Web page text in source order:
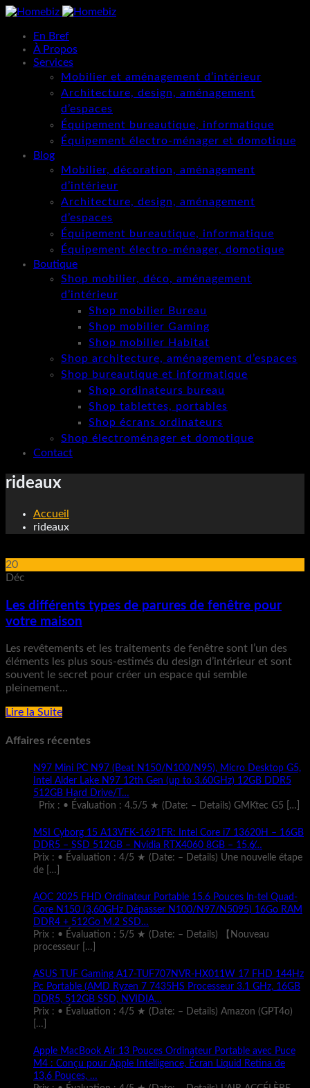
En Bref
À Propos
Services
Mobilier et aménagement d’intérieur
Architecture, design, aménagement
d’espaces
Équipement bureautique, informatique
Équipement électro-ménager et domotique
Blog
Mobilier, décoration, aménagement
d’intérieur
Architecture, design, aménagement
d’espaces
Équipement bureautique, informatique
Équipement électro-ménager, domotique
Boutique
Shop mobilier, déco, aménagement
d’intérieur
Shop mobilier Bureau
Shop mobilier Gaming
Shop mobilier Habitat
Shop architecture, aménagement d’espaces
Shop bureautique et informatique
Shop ordinateurs bureau
Shop tablettes, portables
Shop écrans ordinateurs
Shop électroménager et domotique
Contact
rideaux
Accueil
rideaux
20
Déc
Les différents types de parures de fenêtre pour
votre maison
Les revêtements et les traitements de fenêtre sont l’un des
éléments les plus sous-estimés du design d’intérieur et sont
souvent le secret pour créer un espace qui semble
pleinement...
Lire la Suite
Affaires récentes
N97 Mini PC N97 (Beat N150/N100/N95), Micro Desktop G5,
Intel Alder Lake N97 12th Gen (up to 3.60GHz) 12GB DDR5
512GB Hard Drive/T…
Prix : • Évaluation : 4.5/5 ★ (Date: – Details) GMKtec G5
[…]
MSI Cyborg 15 A13VFK-1691FR: Intel Core i7 13620H – 16GB
DDR5 – SSD 512GB – Nvidia RTX4060 8GB – 15.6̸…
Prix : • Évaluation : 4/5 ★ (Date: – Details) Une nouvelle étape
de
[…]
AOC 2025 FHD Ordinateur Portable 15.6 Pouces ln-tel Quad-
Core N150 (3,60GHz Dépasser N100/N97/N5095) 16Go RAM
DDR4 + 512Go M.2 SSD…
Prix : • Évaluation : 5/5 ★ (Date: – Details) 【Nouveau
processeur
[…]
ASUS TUF Gaming A17-TUF707NVR-HX011W 17 FHD 144Hz
Pc Portable (AMD Ryzen 7 7435HS Processeur 3.1 GHz, 16GB
DDR5, 512GB SSD, NVIDIA…
Prix : • Évaluation : 4/5 ★ (Date: – Details) Amazon (GPT4o)
[…]
Apple MacBook Air 13 Pouces Ordinateur Portable avec Puce
M4 : Conçu pour Apple Intelligence, Écran Liquid Retina de
13,6 Pouces, …